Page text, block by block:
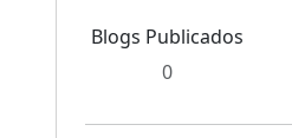
Blogs Publicados
0